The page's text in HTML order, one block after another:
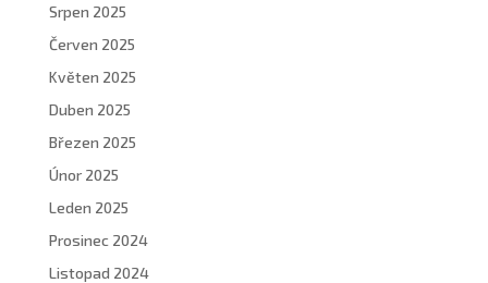
Srpen 2025
Červen 2025
Květen 2025
Duben 2025
Březen 2025
Únor 2025
Leden 2025
Prosinec 2024
Listopad 2024